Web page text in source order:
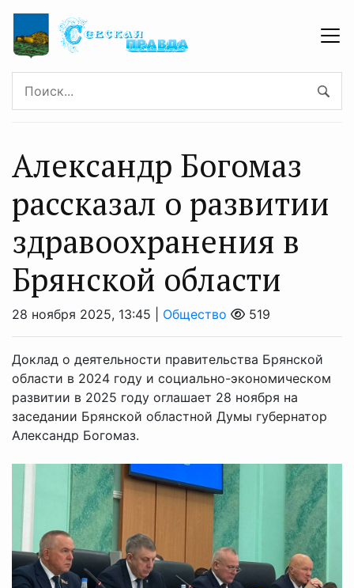
Александр Богомаз
рассказал о развитии
здравоохранения в
Брянской области
28 ноября 2025, 13:45 | Общество 519
Доклад о деятельности правительства Брянской
области в 2024 году и социально-экономическом
развитии в 2025 году оглашает 28 ноября на
заседании Брянской областной Думы губернатор
Александр Богомаз.